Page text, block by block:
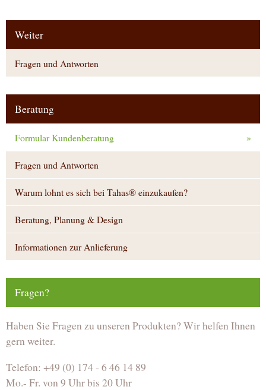
Weiter
Fragen und Antworten
Beratung
Formular Kundenberatung »
Fragen und Antworten
Warum lohnt es sich bei Tahas® einzukaufen?
Beratung, Planung & Design
Informationen zur Anlieferung
Fragen?
Haben Sie Fragen zu unseren Produkten? Wir helfen Ihnen
gern weiter.
Telefon: +49 (0) 174 - 6 46 14 89
Mo.- Fr. von 9 Uhr bis 20 Uhr